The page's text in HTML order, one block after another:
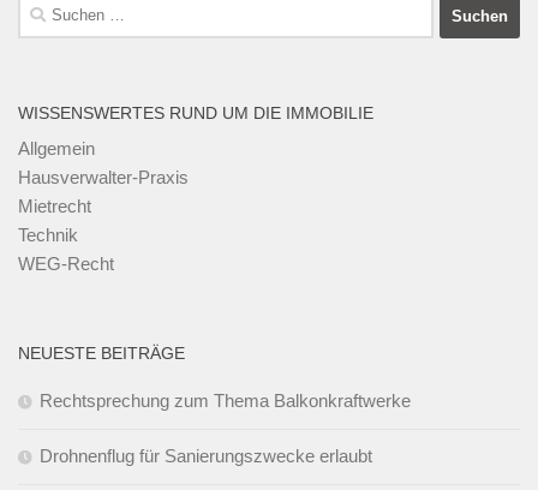
Suchen
nach:
WISSENSWERTES RUND UM DIE IMMOBILIE
Allgemein
Hausverwalter-Praxis
Mietrecht
Technik
WEG-Recht
NEUESTE BEITRÄGE
Rechtsprechung zum Thema Balkonkraftwerke
Drohnenflug für Sanierungszwecke erlaubt